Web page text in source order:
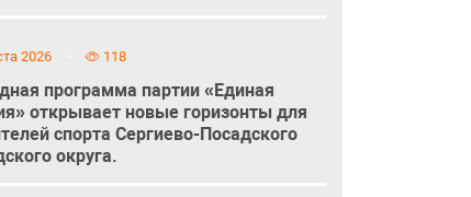
2026 118
программа партии «Единая
открывает новые горизонты для
спорта Сергиево-Посадского
округа.